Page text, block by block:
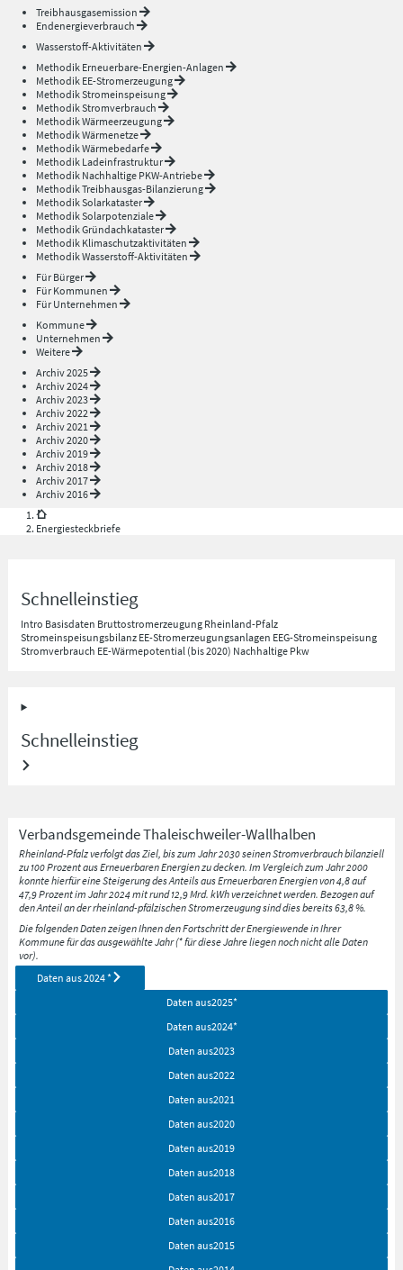
Treibhausgasemission
Endenergieverbrauch
Wasserstoff-Aktivitäten
Methodik Erneuerbare-Energien-Anlagen
Methodik EE-Stromerzeugung
Methodik Stromeinspeisung
Methodik Stromverbrauch
Methodik Wärmeerzeugung
Methodik Wärmenetze
Methodik Wärmebedarfe
Methodik Ladeinfrastruktur
Methodik Nachhaltige PKW-Antriebe
Methodik Treibhausgas-Bilanzierung
Methodik Solarkataster
Methodik Solarpotenziale
Methodik Gründachkataster
Methodik Klimaschutzaktivitäten
Methodik Wasserstoff-Aktivitäten
Für Bürger
Für Kommunen
Für Unternehmen
Kommune
Unternehmen
Weitere
Archiv 2025
Archiv 2024
Archiv 2023
Archiv 2022
Archiv 2021
Archiv 2020
Archiv 2019
Archiv 2018
Archiv 2017
Archiv 2016
Energiesteckbriefe
Schnelleinstieg
Intro Basisdaten Bruttostromerzeugung Rheinland-Pfalz
Stromeinspeisungsbilanz EE-Stromerzeugungsanlagen EEG-Stromeinspeisung
Stromverbrauch EE-Wärmepotential (bis 2020) Nachhaltige Pkw
Schnelleinstieg
VerbandsgemeindeThaleischweiler-Wallhalben
Rheinland-Pfalz verfolgt das Ziel, bis zum Jahr 2030 seinen Stromverbrauch bilanziell
zu 100 Prozent aus Erneuerbaren Energien zu decken. Im Vergleich zum Jahr 2000
konnte hierfür eine Steigerung des Anteils aus Erneuerbaren Energien von 4,8 auf
47,9 Prozent im Jahr 2024 mit rund 12,9 Mrd. kWh verzeichnet werden. Bezogen auf
den Anteil an der rheinland-pfälzischen Stromerzeugung sind dies bereits 63,8 %.
Die folgenden Daten zeigen Ihnen den Fortschritt der Energiewende in Ihrer
Kommune für das ausgewählte Jahr (* für diese Jahre liegen noch nicht alle Daten
vor).
Daten aus2024*
Daten aus2025*
Daten aus2024*
Daten aus2023
Daten aus2022
Daten aus2021
Daten aus2020
Daten aus2019
Daten aus2018
Daten aus2017
Daten aus2016
Daten aus2015